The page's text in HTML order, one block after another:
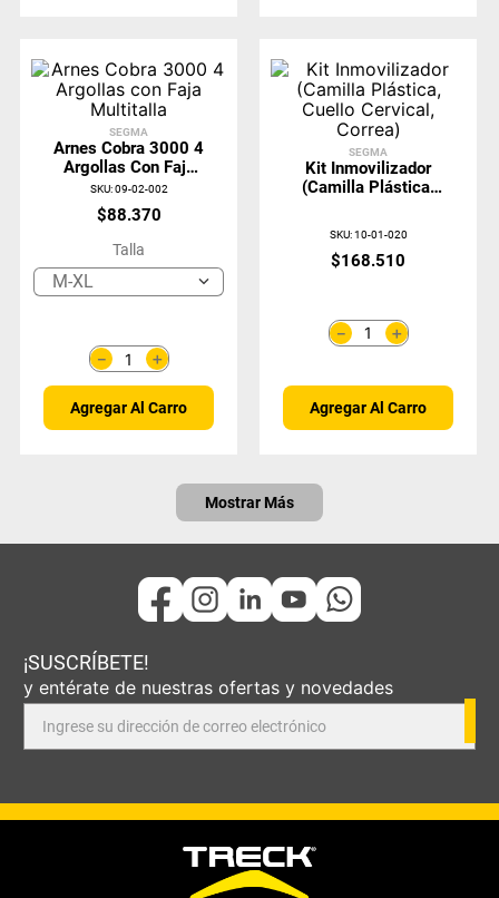
SEGMA
Arnes Cobra 3000 4
Argollas Con Faja
Multitalla
SKU:09-02-002
$88.370
Talla
M-XL
＋
－
Agregar Al Carro
SEGMA
Kit Inmovilizador
(Camilla Plástica,
SKU:10-01-020
$168.510
＋
－
Agregar Al Carro
Mostrar Más
¡SUSCRÍBETE!
y entérate de nuestras ofertas y novedades